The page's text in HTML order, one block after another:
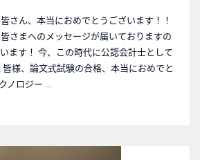
さん、本当におめでとうございます！！
さまへのメッセージが届いておりますの
ます！ 今、この時代に公認会計士として
様、論文式試験の合格、本当におめでと
ノロジー ...